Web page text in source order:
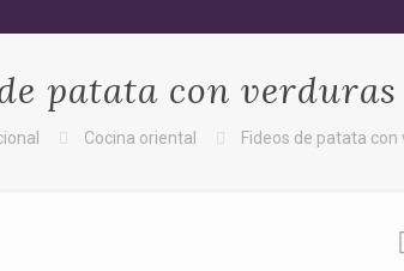
patata con verduras
Cocina oriental Fideos de patata con